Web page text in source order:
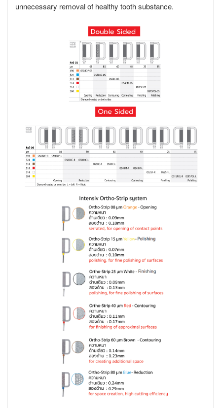
unnecessary removal of healthy tooth substance.